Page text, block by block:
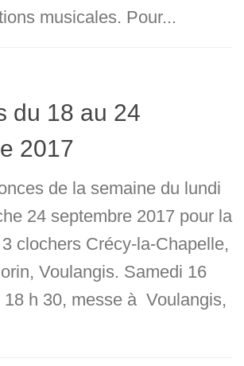
musicales. Pour...
du 18 au 24
2017
de la semaine du lundi
24 septembre 2017 pour la
clochers Crécy-la-Chapelle,
Voulangis. Samedi 16
h 30, messe à Voulangis,